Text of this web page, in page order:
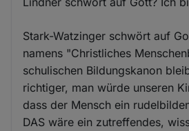
Stark-Watzinger schwört auf
namens "Christliches
schulischen Bildungskanon
richtiger, man würde unseren
dass der Mensch ein
DAS wäre ein zutreffendes,